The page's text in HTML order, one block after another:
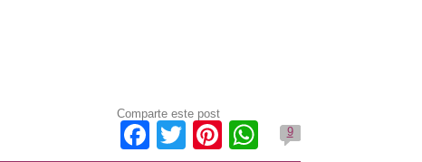
Comparte este post
Facebook
TwitterPinterest
WhatsApp
9